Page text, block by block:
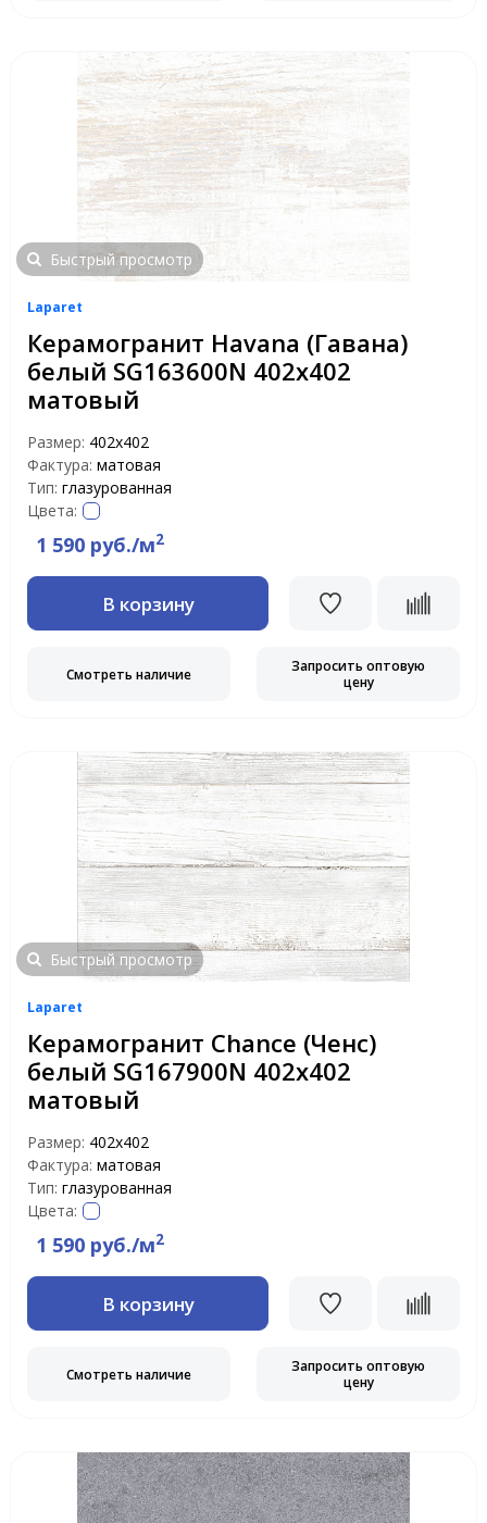
Быстрый просмотр
Laparet
Керамогранит Havana (Гавана)
белый SG163600N 402x402
матовый
Размер: 402x402
Фактура: матовая
Тип: глазурованная
Цвета:
1 590 руб./м2
В корзину
Смотреть наличие
Запросить оптовую
цену
Быстрый просмотр
Laparet
Керамогранит Chance (Ченс)
белый SG167900N 402x402
матовый
Размер: 402x402
Фактура: матовая
Тип: глазурованная
Цвета:
1 590 руб./м2
В корзину
Смотреть наличие
Запросить оптовую
цену